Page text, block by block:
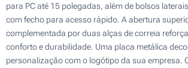
para PC até 15 polegadas, além de bolsos
com fecho para acesso rápido. A abertura
complementada por duas alças de correia
conforto e durabilidade. Uma placa metálica
personalização com o logótipo da sua empresa.